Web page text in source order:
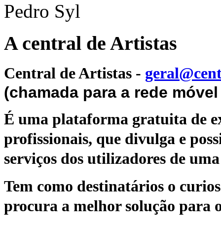
Pedro Syl
A central de Artistas
Central de Artistas -
(chamada para a rede
É uma plataforma gratuita de
profissionais, que divulga e
serviços dos utilizadores de
Tem como destinatários o
procura a melhor solução para